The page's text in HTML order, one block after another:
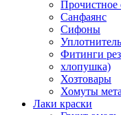
Прочистное
Санфаянс
Сифоны
Фитинги
хлопушка)
Хозтовары
Хомуты
Лаки краски